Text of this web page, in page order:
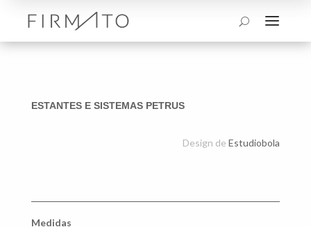
U a
ESTANTES E SISTEMAS PETRUS
Design deEstudiobola
Medidas